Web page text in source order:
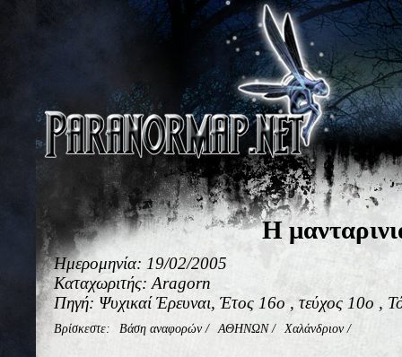
Η
Ημερομηνία: 19/02/2005
Καταχωριτής: Aragorn
Πηγή: Ψυχικαί Έρευναι, Έτος 16ο , τεύχος 10ο ,
Βρίσκεστε: Βάση αναφορών/ ΑΘΗΝΩΝ/ Χαλάνδριον/